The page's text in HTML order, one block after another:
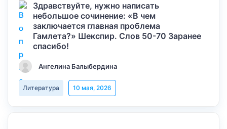
Здравствуйте, нужно написать
небольшое сочинение: «В чем
заключается главная проблема
Гамлета?» Шекспир. Слов 50-70 Заранее
спасибо!
Ангелина Балыбердина
Литература 10 мая, 2026